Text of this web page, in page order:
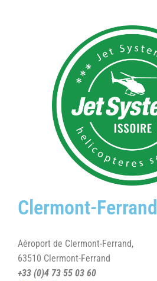
Clermont-Ferrand
Aéroport de Clermont-Ferrand,
63510 Clermont-Ferrand
+33 (0)4 73 55 03 60